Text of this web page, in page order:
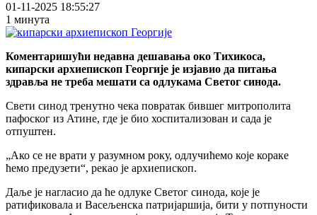
01-11-2025 18:55:27
1 минута
Коментаришући недавна дешавања око Тихикоса,
кипарски архиепископ Георгије је изјавио да питања
здравља не треба мешати са одлукама Светог синода.
Свети синод тренутно чека повратак бившег митрополита
пафоског из Атине, где је био хоспитализован и сада је
отпуштен.
„Ако се не врати у разумном року, одлучићемо које кораке
ћемо предузети“, рекао је архиепископ.
Даље је нагласио да ће одлуке Светог синода, које је
ратификовала и Васељенска патријаршија, бити у потпуности